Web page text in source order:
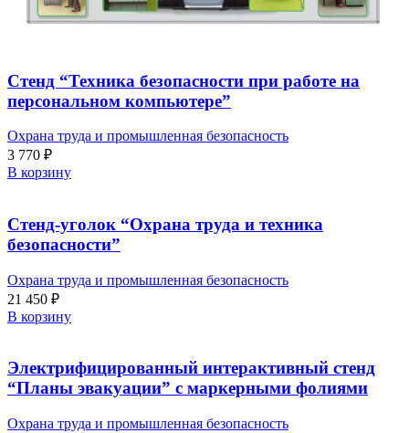
Стенд “Техника безопасности при работе на
персональном компьютере”
Охрана труда и промышленная безопасность
3 770 ₽
В корзину
Стенд-уголок “Охрана труда и техника
безопасности”
Охрана труда и промышленная безопасность
21 450 ₽
В корзину
Электрифицированный интерактивный стенд
“Планы эвакуации” с маркерными фолиями
Охрана труда и промышленная безопасность